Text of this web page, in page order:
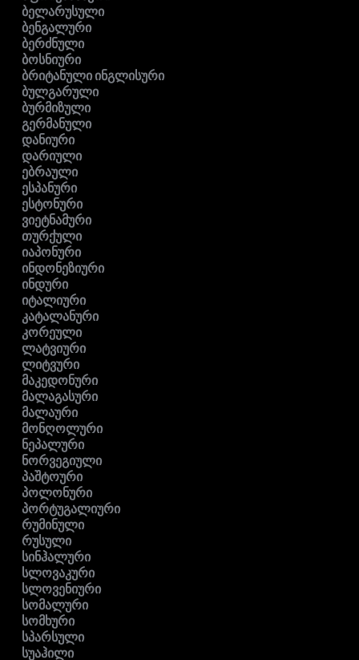
ბელარუსული
ბენგალური
ბერძნული
ბოსნიური
ბრიტანული ინგლისური
ბულგარული
ბურმიზული
გერმანული
დანიური
დარიული
ებრაული
ესპანური
ესტონური
ვიეტნამური
თურქული
იაპონური
ინდონეზიური
ინდური
იტალიური
კატალანური
კორეული
ლატვიური
ლიტვური
მაკედონური
მალაგასური
მალაური
მონღოლური
ნეპალური
ნორვეგიული
პაშტოური
პოლონური
პორტუგალიური
რუმინული
რუსული
სინჰალური
სლოვაკური
სლოვენიური
სომალური
სომხური
სპარსული
სუაჰილი